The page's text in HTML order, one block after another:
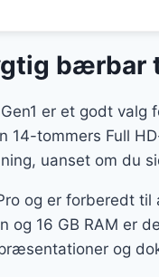
bærbar
er et godt
tommers Full
uanset om du
og er forberedt
og 16 GB RAM er
og